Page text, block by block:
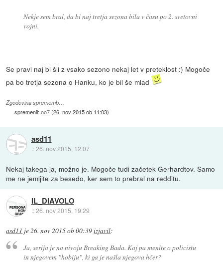
Nekje sem bral, da bi naj tretja sezona bila v času po 2. svetovni
vojni.
Se pravi naj bi šli z vsako sezono nekaj let v preteklost :) Mogoče
pa bo tretja sezona o Hanku, ko je bil še mlad
Zgodovina sprememb…
spremenil:oo7(26. nov 2015 ob 11:03)
asd11
::26. nov 2015, 12:07
Nekaj takega ja, možno je. Mogoče tudi začetek Gerhardtov. Samo
me ne jemljite za besedo, ker sem to prebral na redditu.
IL_DIAVOLO
::26. nov 2015, 19:29
asd11 je26. nov 2015 ob 00:39izjavil:
Ja, serija je na nivoju Breaking Bada. Kaj pa menite o policistu
in njegovem "hobiju", ki ga je našla njegova hčer?